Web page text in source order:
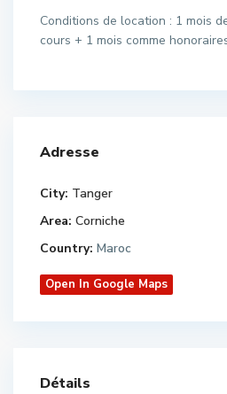
Conditions de location : 1 mois
cours + 1 mois comme
Adresse
City: Tanger
Area: Corniche
Country: Maroc
Open In Google Maps
Détails